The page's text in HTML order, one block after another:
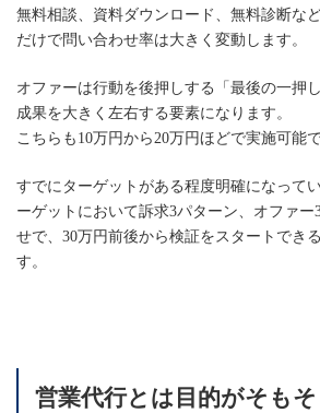
無料相談、資料ダウンロード、無料診断な
だけで問い合わせ率は大きく変動します。
オファーは行動を後押しする「最後の一押
成果を大きく左右する要素になります。
こちらも10万円から20万円ほどで実施可能で
すでにターゲットがある程度明確になって
ーゲットにおいて訴求3パターン、オファー
せで、30万円前後から検証をスタートでき
す。
営業代行とは目的がそもそ